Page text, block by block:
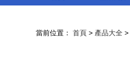
當前位置： 首頁 > 產品大全 >